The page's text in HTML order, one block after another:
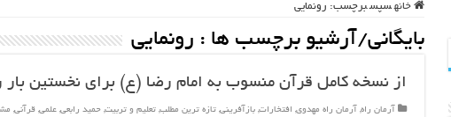
خانه سپس برچسب: رونمایی
بایگانی/آرشیو برچسب ها : رونمایی
از نسخه کامل قرآن منسوب به امام رضا (ع) برای نخستین بار
آرمان راه, آرمان راه مهدوی, افتخارات,بازآفرینی,تازه ترین مطلب,تعلیم و تربیت,حمید رابعی,علمی,قرآنی,